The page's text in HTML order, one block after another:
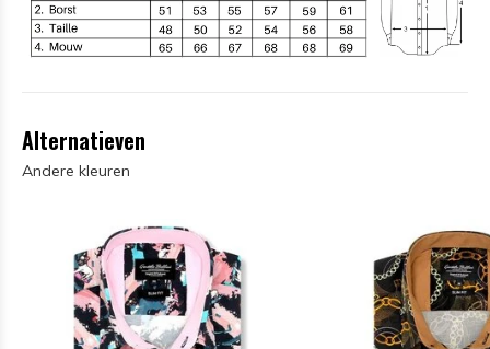
Alternatieven
Andere kleuren